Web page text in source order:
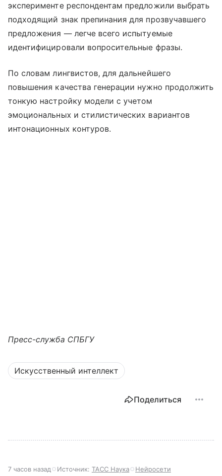
эксперименте респондентам предложили выбрать
подходящий знак препинания для прозвучавшего
предложения — легче всего испытуемые
идентифицировали вопросительные фразы.
По словам лингвистов, для дальнейшего
повышения качества генерации нужно продолжить
тонкую настройку модели с учетом
эмоциональных и стилистических вариантов
интонационных контуров.
Пресс-служба СПБГУ
Искусственный интеллект
Поделиться
7 часов назад Источник: ТАСС Наука Нейросети